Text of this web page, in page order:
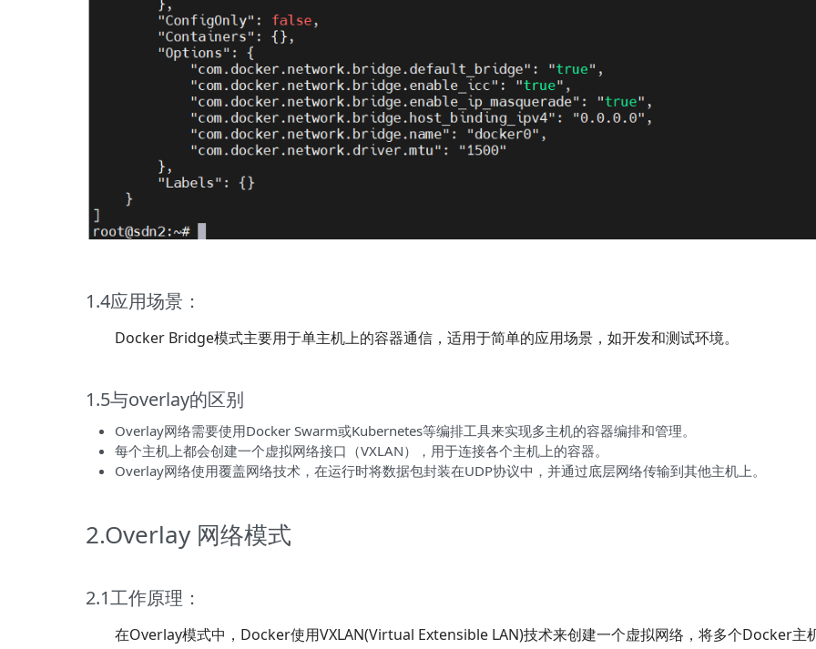
1.4应用场景：
Docker Bridge模式主要用于单主机上的容器通信，适用于简单的应用场景，如开发和测试环境。
1.5与overlay的区别
Overlay网络需要使用Docker Swarm或Kubernetes等编排工具来实现多主机的容器编排和管理。
每个主机上都会创建一个虚拟网络接口（VXLAN），用于连接各个主机上的容器。
Overlay网络使用覆盖网络技术，在运行时将数据包封装在UDP协议中，并通过底层网络传输到其他主机上。
2.Overlay 网络模式
2.1工作原理：
在Overlay模式中，Docker使用VXLAN(Virtual Extensible LAN)技术来创建一个虚拟网络，将多个Docker主